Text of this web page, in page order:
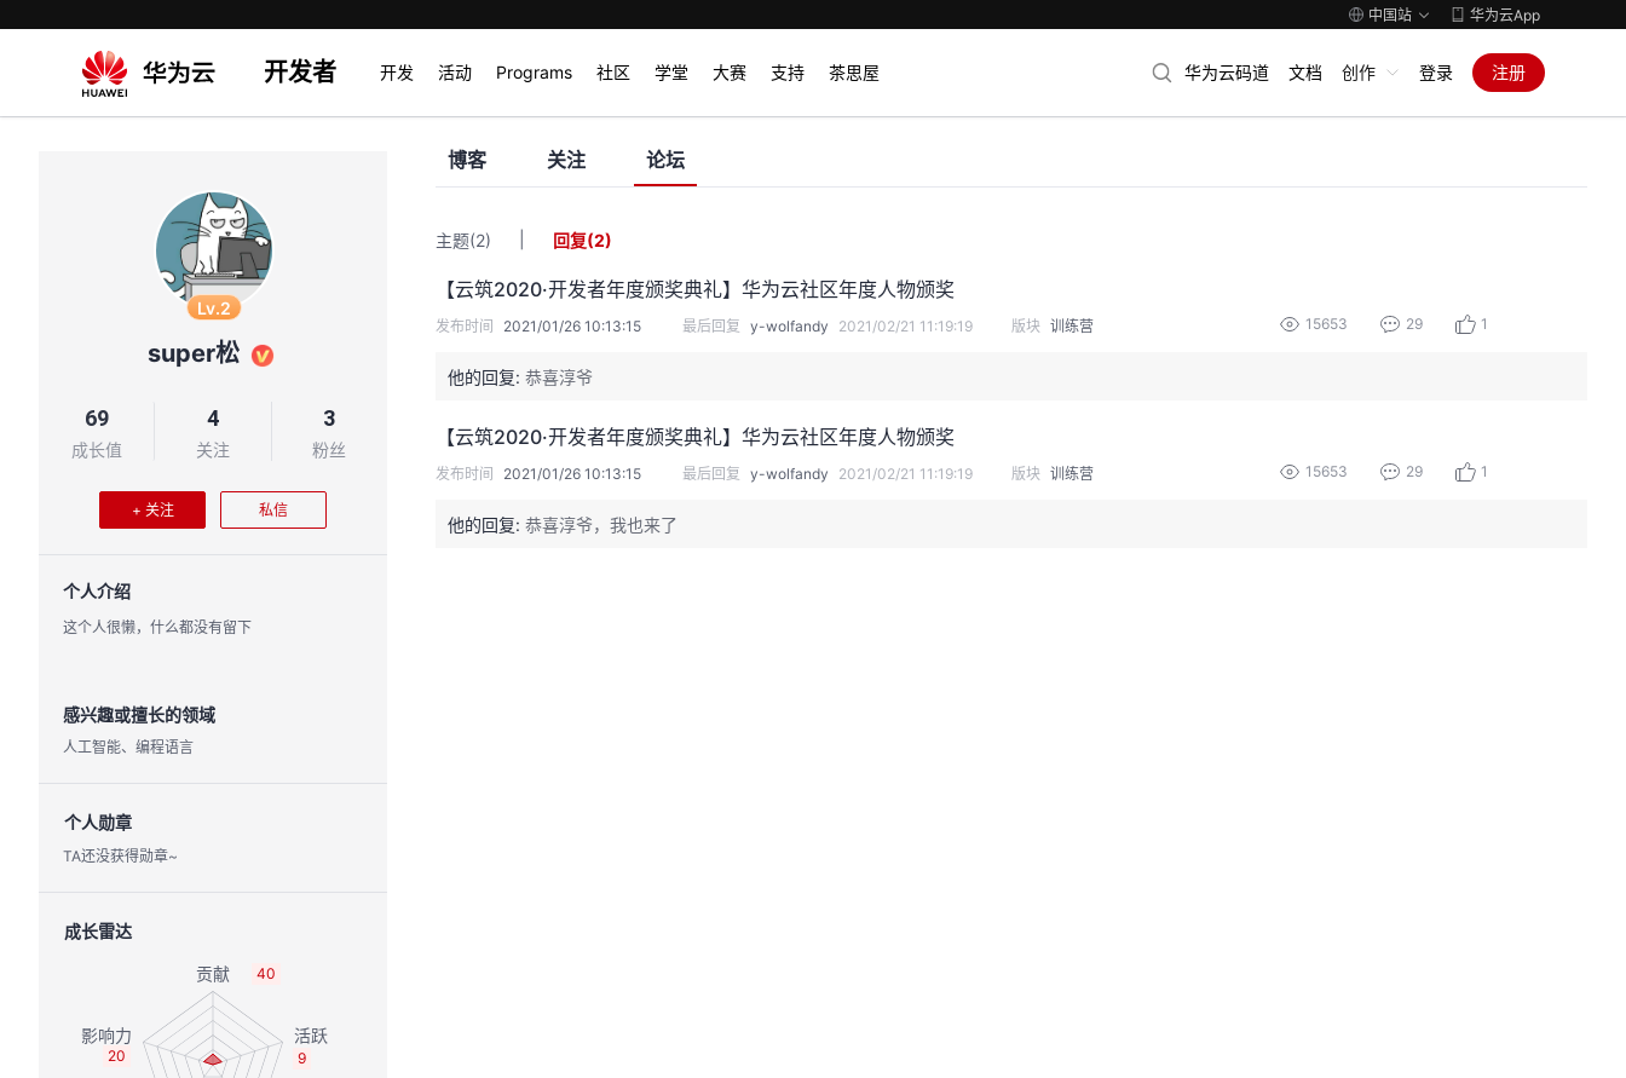
中国站 华为云App
开发者 开发 活动 Programs 社区 学堂 大赛 支持 茶思屋 华为云码道 文档 创作 登录 注册
Lv.2
super松
69
成长值
4
关注
3
粉丝
+ 关注 私信
个人介绍
这个人很懒，什么都没有留下
感兴趣或擅长的领域
人工智能、编程语言
个人勋章
TA还没获得勋章~
成长雷达
40
9
20
博客 关注 论坛
主题(2) 回复(2)
【云筑2020·开发者年度颁奖典礼】华为云社区年度人物颁奖
发布时间 2021/01/26 10:13:15 最后回复 y-wolfandy 2021/02/21 11:19:19 版块 训练营 15653 29 1
他的回复: 恭喜淳爷
【云筑2020·开发者年度颁奖典礼】华为云社区年度人物颁奖
发布时间 2021/01/26 10:13:15 最后回复 y-wolfandy 2021/02/21 11:19:19 版块 训练营 15653 29 1
他的回复: 恭喜淳爷，我也来了